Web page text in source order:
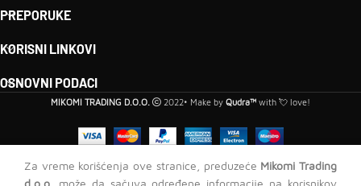
PREPORUKE
KORISNI LINKOVI
OSNOVNI PODACI
MIKOMI TRADING D.O.O. 2022• Make by Qudra™ with 💘 love!
Za vreme korišćenja ove stranice, preduzeće Mikomi Trading
Aluminijumski
rukohvat MT-